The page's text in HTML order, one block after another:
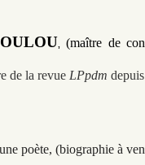
(maître de
de la revue LPpdm
poète, (biographie à